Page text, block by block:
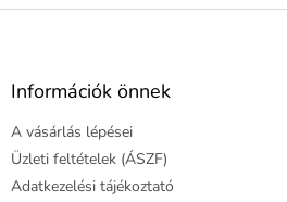
L
Információk önnek
A vásárlás lépései
Üzleti feltételek (ÁSZF)
Adatkezelési tájékoztató